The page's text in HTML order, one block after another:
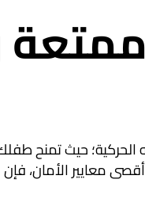
حيث تمنح
معايير الأمان، فإن